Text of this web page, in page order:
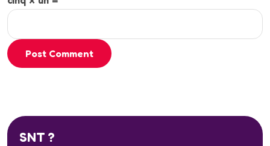
Post Comment
SNT ?